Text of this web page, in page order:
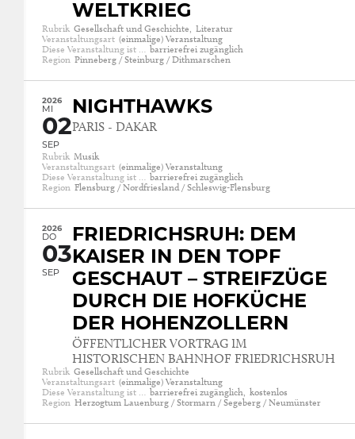
WELTKRIEG
Rubrik Gesellschaft und Geschichte, Literatur
Veranstaltungsart (einmalige) Veranstaltung
Diese Veranstaltung ist … barrierefrei zugänglich
Region Pinneberg / Steinburg / Dithmarschen
2026
MI
02
SEP
NIGHTHAWKS
PARIS - DAKAR
Rubrik Musik
Veranstaltungsart (einmalige) Veranstaltung
Diese Veranstaltung ist … barrierefrei zugänglich
Region Flensburg / Nordfriesland / Schleswig-Flensburg
2026
DO
03
SEP
FRIEDRICHSRUH: DEM
KAISER IN DEN TOPF
GESCHAUT – STREIFZÜGE
DURCH DIE HOFKÜCHE
DER HOHENZOLLERN
ÖFFENTLICHER VORTRAG IM
HISTORISCHEN BAHNHOF FRIEDRICHSRUH
Rubrik Gesellschaft und Geschichte
Veranstaltungsart (einmalige) Veranstaltung
Diese Veranstaltung ist … barrierefrei zugänglich, kostenlos
Region Herzogtum Lauenburg / Stormarn / Segeberg / Neumünster